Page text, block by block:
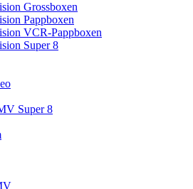
Grossboxen
Pappboxen
VCR-Pappboxen
Super 8
Super 8